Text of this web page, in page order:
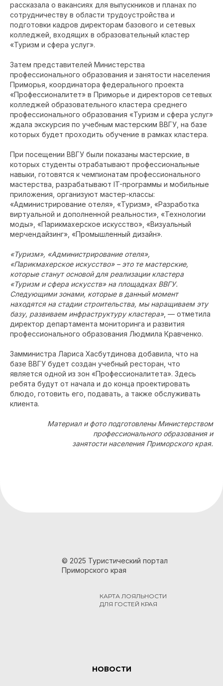
рассказала о вакансиях для выпускников и планах по
сотрудничеству в области трудоустройства и
подготовки кадров директорам базового и сетевых
колледжей, входящих в образовательный кластер
«Туризм и сфера услуг».
Затем представителей Министерства
профессионального образования и занятости населения
Приморья, координатора федерального проекта
«Профессионалитет» в Приморье и директоров сетевых
колледжей образовательного кластера среднего
профессионального образования «Туризм и сфера услуг»
ждала экскурсия по учебным мастерским ВВГУ, на базе
которых будет проходить обучение в рамках кластера.
При посещении ВВГУ были показаны мастерские, в
которых студенты отрабатывают профессиональные
навыки, готовятся к чемпионатам профессионального
мастерства, разрабатывают IT-программы и мобильные
приложения, организуют мастер-классы:
«Администрирование отеля», «Туризм», «Разработка
виртуальной и дополненной реальности», «Технологии
моды», «Парикмахерское искусство», «Визуальный
мерчендайзинг», «Промышленный дизайн».
«Туризм», «Администрирование отеля»,
«Парикмахерское искусство» – это те мастерские,
которые станут основой для реализации кластера
«Туризм и сфера искусств» на площадках ВВГУ.
Следующими зонами, которые в данный момент
находятся на стадии строительства, мы наращиваем эту
базу, развиваем инфраструктуру кластера», — отметила
директор департамента мониторинга и развития
профессионального образования Людмила Кравченко.
Замминистра Лариса Хасбутдинова добавила, что на
базе ВВГУ будет создан учебный ресторан, что
является одной из зон «Профессионалитета». Здесь
ребята будут от начала и до конца проектировать
блюдо, готовить его, подавать, а также обслуживать
клиента.
Материал и фото подготовлены Министерством
профессионального образования и
занятости населения Приморского края.
© 2025 Туристический портал
Приморского края
КАРТА ЛОЯЛЬНОСТИ
ДЛЯ ГОСТЕЙ КРАЯ
НОВОСТИ